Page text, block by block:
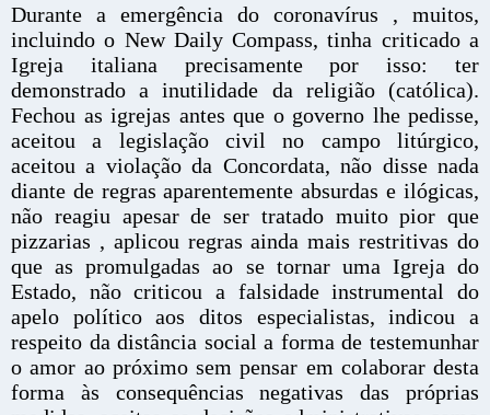
Durante a emergência do coronavírus , muitos,
incluindo o New Daily Compass, tinha criticado a
Igreja italiana precisamente por isso: ter
demonstrado a inutilidade da religião (católica).
Fechou as igrejas antes que o governo lhe pedisse,
aceitou a legislação civil no campo litúrgico,
aceitou a violação da Concordata, não disse nada
diante de regras aparentemente absurdas e ilógicas,
não reagiu apesar de ser tratado muito pior que
pizzarias , aplicou regras ainda mais restritivas do
que as promulgadas ao se tornar uma Igreja do
Estado, não criticou a falsidade instrumental do
apelo político aos ditos especialistas, indicou a
respeito da distância social a forma de testemunhar
o amor ao próximo sem pensar em colaborar desta
forma às consequências negativas das próprias